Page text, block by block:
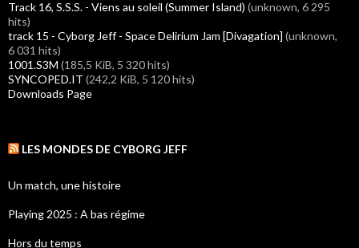
Track 16, S.S.S. - Viens au soleil (Summer Island) (unknown, 6 295
hits)
track 15 - Cyborg Jeff - Space Delirium Jam [Divagation] (unknown,
6 031 hits)
1001.S3M (185,5 KiB, 5 320 hits)
SYNCOPED.IT (242,2 KiB, 5 120 hits)
Downloads Page
LES MONDES DE CYBORG JEFF
Un match, une histoire
Playing 2025 : A bas régime
Hors du temps